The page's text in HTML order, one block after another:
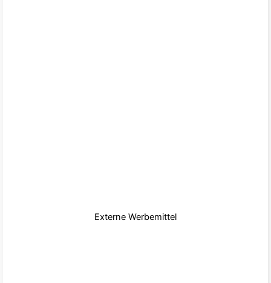
Externe Werbemittel